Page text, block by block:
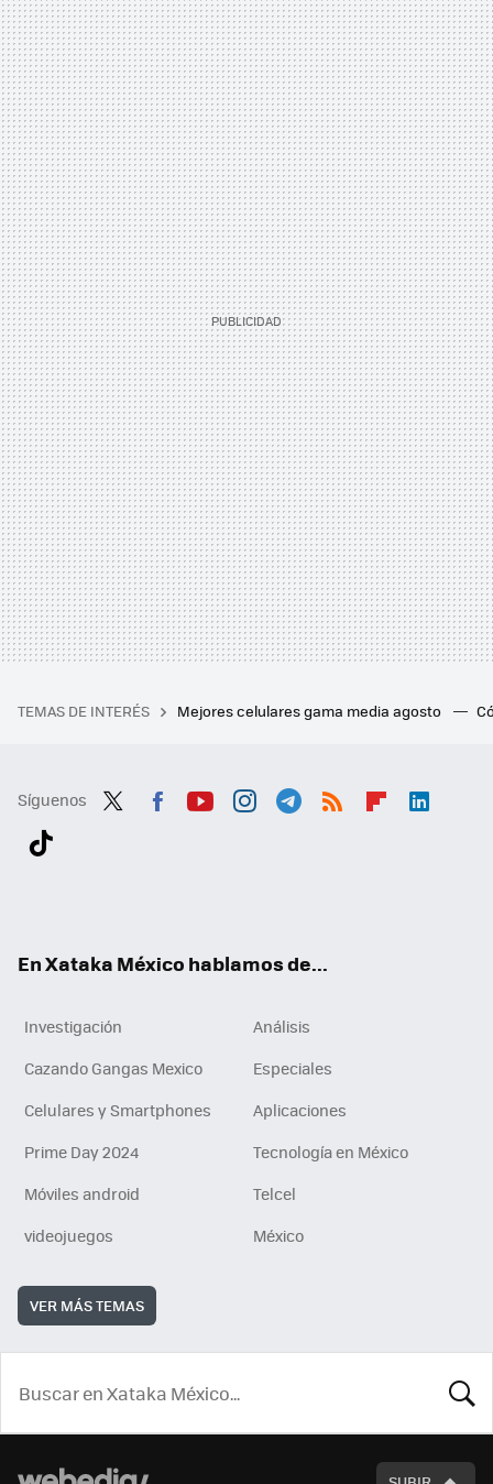
TEMAS DE INTERÉS Mejores celulares gama media agosto
Síguenos
En Xataka México hablamos de...
Investigación
Análisis
Cazando Gangas Mexico
Especiales
Celulares y Smartphones
Aplicaciones
Prime Day 2024
Tecnología en México
Móviles android
Telcel
videojuegos
México
VER MÁS TEMAS